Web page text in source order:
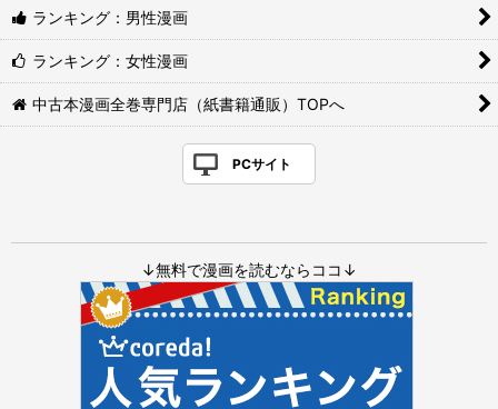
ランキング：男性漫画
ランキング：女性漫画
中古本漫画全巻専門店（紙書籍通販）TOPへ
PCサイト
↓無料で漫画を読むならココ↓